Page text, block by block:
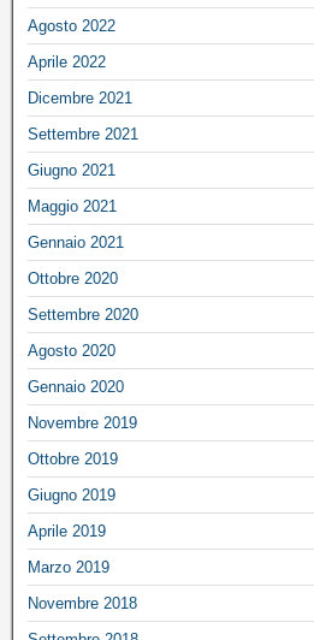
Agosto 2022
Aprile 2022
Dicembre 2021
Settembre 2021
Giugno 2021
Maggio 2021
Gennaio 2021
Ottobre 2020
Settembre 2020
Agosto 2020
Gennaio 2020
Novembre 2019
Ottobre 2019
Giugno 2019
Aprile 2019
Marzo 2019
Novembre 2018